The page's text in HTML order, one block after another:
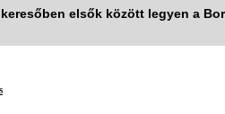
elsők között legyen a